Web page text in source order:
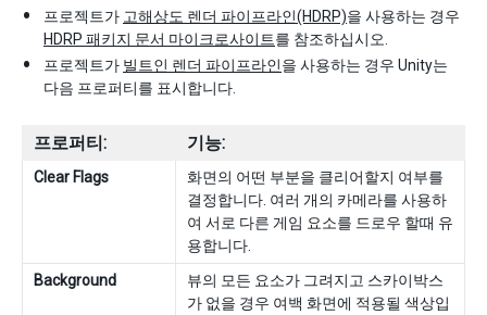
프로젝트가 고해상도 렌더 파이프라인(HDRP)을 사용하는 경우
HDRP 패키지 문서 마이크로사이트를 참조하십시오.
프로젝트가 빌트인 렌더 파이프라인을 사용하는 경우 Unity는
다음 프로퍼티를 표시합니다.
프로퍼티: 기능:
Clear Flags
화면의 어떤 부분을 클리어할지 여부를
결정합니다. 여러 개의 카메라를 사용하
여 서로 다른 게임 요소를 드로우 할때 유
용합니다.
Background
뷰의 모든 요소가 그려지고 스카이박스
가 없을 경우 여백 화면에 적용될 색상입